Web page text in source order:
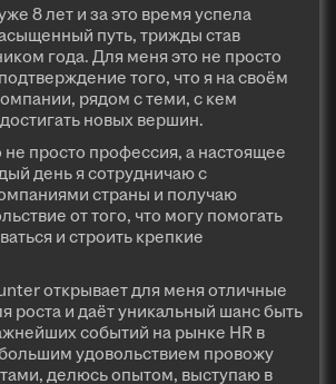
8 лет и за это время успела
путь, трижды став
года. Для меня это не просто
того, что я на своём
рядом с теми, с кем
новых вершин.
не просто профессия, а настоящее
день я сотрудничаю с
страны и получаю
от того, что могу помогать
и строить крепкие
открывает для меня отличные
роста и даёт уникальный шанс быть
событий на рынке HR в
удовольствием провожу
делюсь опытом, выступаю в